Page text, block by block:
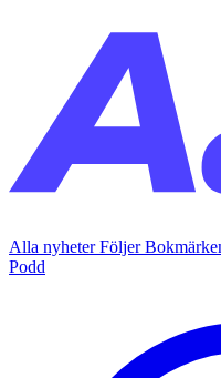
Alla nyheterFöljer
Podd